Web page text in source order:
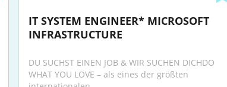
IT SYSTEM ENGINEER* MICROSOFT
INFRASTRUCTURE
DU SUCHST EINEN JOB & WIR SUCHEN DICHDO
WHAT YOU LOVE – als eines der größten